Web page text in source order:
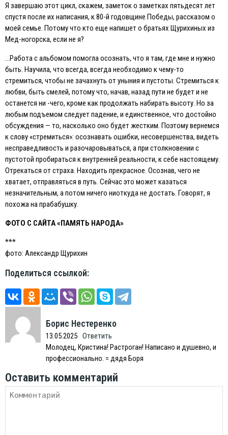
Я завершаю этот цикл, скажем, заметок о заметках пятьдесят лет
спустя после их написания, к 80-й годовщине Победы, рассказом о
моей семье. Потому что кто еще напишет о братьях Щурихиных из
Мед-ногорска, если не я?
…Работа с альбомом помогла осознать, что я там, где мне и нужно
быть. Научила, что всегда, всегда необходимо к чему-то
стремиться, чтобы не зачахнуть от уныния и пустоты. Стремиться к
любви, быть смелей, потому что, начав, назад пути не будет и не
останется ни -чего, кроме как продолжать набирать высоту. Но за
любым подъемом следует падение, и единственное, что достойно
обсуждения — то, насколько оно будет жестким. Поэтому вернемся
к слову «стремиться»: осознавать ошибки, несовершенства, видеть
несправедливость и разочаровываться, а при столкновении с
пустотой пробираться к внутренней реальности, к себе настоящему.
Отрекаться от страха. Находить прекрасное. Осознав, чего не
хватает, отправляться в путь. Сейчас это может казаться
незначительным, а потом ничего ниоткуда не достать. Говорят, я
похожа на прабабушку.
ФОТО С САЙТА «ПАМЯТЬ НАРОДА»
***
фото: Александр Щурихин
Поделиться ссылкой:
Борис Нестеренко
13.05.2025 Ответить
Молодец, Кристина! Растроган! Написано и душевно, и
профессионально. = дядя Боря
Оставить комментарий